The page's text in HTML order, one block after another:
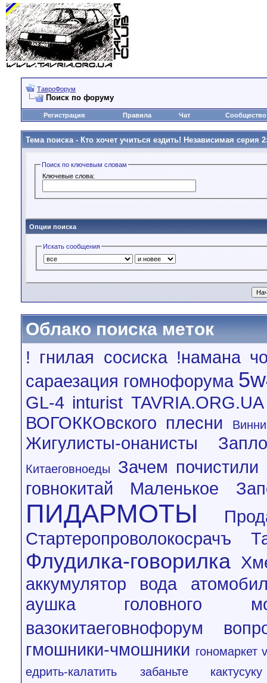
ТавроФорум
Поиск по форуму
Регистрация Правила Чат Сообщество
Тема поиска - Кто хочет учиться ездить! Независимая серия
Поиск по ключевым словам
Ключевые слова:
Опции поиска
Искать сообщения
Облако поиска меток
! гнилая сосиска !намана
сараезация гомнофорума
GL-4 inturist TAVRIA.ORG.UA
ВОГОККОвского плесни
Жигулисты-онанисты
Китаеговноеды
Зачем почистили
говнокитай
Маленькое
ПИДАРМОТЫ
Стартеропроволокосрачъ
Флудилка-говорилка
аккумулятор вода
аушка головного
вазокитаеговнофорум
гмошники-чмошники гономаркет
едрить-калатить
забаньте кактусуку